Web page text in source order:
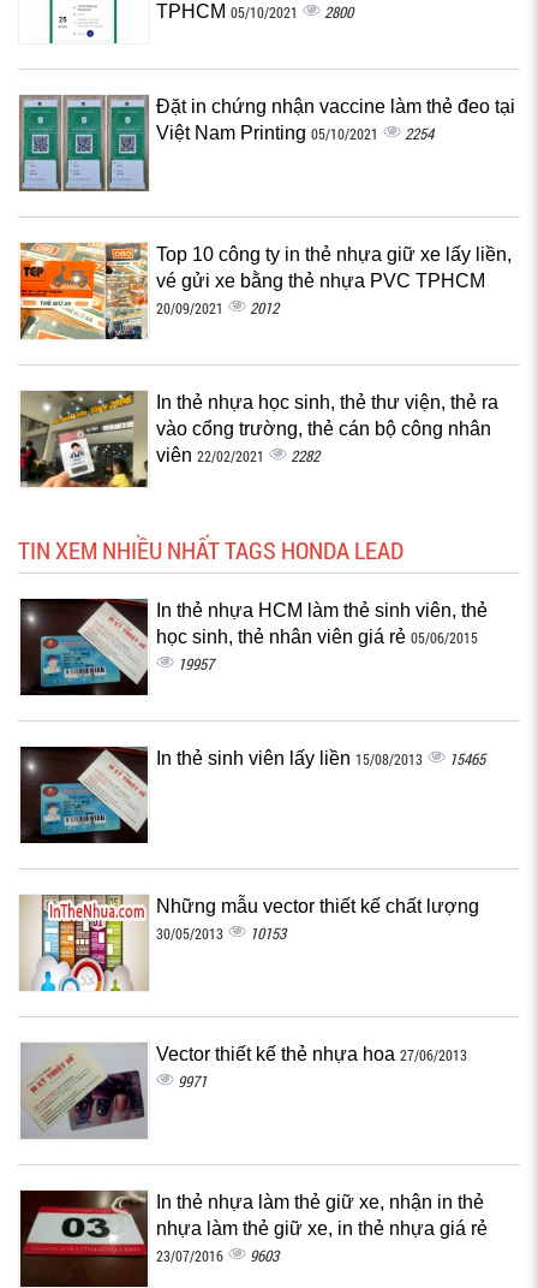
TPHCM 05/10/2021 2800
Đặt in chứng nhận vaccine làm thẻ đeo tại
Việt Nam Printing 05/10/2021 2254
Top 10 công ty in thẻ nhựa giữ xe lấy liền,
vé gửi xe bằng thẻ nhựa PVC TPHCM
20/09/2021 2012
In thẻ nhựa học sinh, thẻ thư viện, thẻ ra
vào cổng trường, thẻ cán bộ công nhân
viên 22/02/2021 2282
TIN XEM NHIỀU NHẤT TAGS HONDA LEAD
In thẻ nhựa HCM làm thẻ sinh viên, thẻ
học sinh, thẻ nhân viên giá rẻ 05/06/2015
19957
In thẻ sinh viên lấy liền 15/08/2013 15465
Những mẫu vector thiết kế chất lượng
30/05/2013 10153
Vector thiết kế thẻ nhựa hoa 27/06/2013
9971
In thẻ nhựa làm thẻ giữ xe, nhận in thẻ
nhựa làm thẻ giữ xe, in thẻ nhựa giá rẻ
23/07/2016 9603